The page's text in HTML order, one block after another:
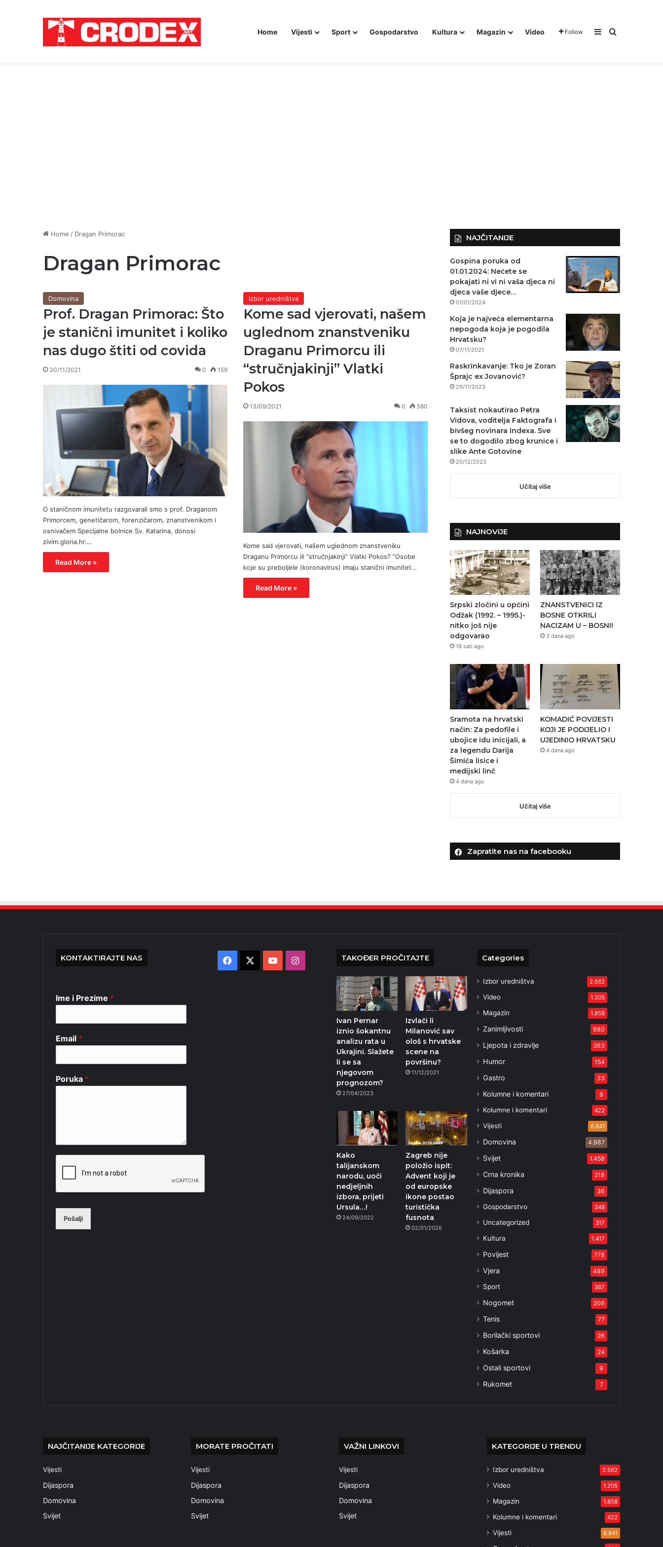
Home Vijesti Sport Gospodarstvo Kultura Magazin Video Follow Sidebar
Traži
Home / Dragan Primorac
Dragan Primorac
Domovina
Prof. Dragan Primorac: Što
je stanični imunitet i koliko
nas dugo štiti od covida
30/11/2021 0 159
O staničnom imunitetu razgovarali smo s prof. Draganom
Primorcem, genetičarom, forenzičarom, znanstvenikom i
osnivačem Specijalne bolnice Sv. Katarina, donosi
zivim.gloria.hr.…
Read More »
Izbor uredništva
Kome sad vjerovati, našem
uglednom znanstveniku
Draganu Primorcu ili
“stručnjakinji” Vlatki
Pokos
13/09/2021 0 580
Kome sad vjerovati, našem uglednom znanstveniku
Draganu Primorcu ili “stručnjakinji” Vlatki Pokos? ”Osobe
koje su preboljele (koronavirus) imaju stanični imunitet…
Read More »
NAJČITANIJE
Gospina poruka od
01.01.2024: Nećete se
pokajati ni vi ni vaša djeca ni
djeca vaše djece…
01/01/2024
Koja je najveća elementarna
nepogoda koja je pogodila
Hrvatsku?
07/11/2021
Raskrinkavanje: Tko je Zoran
Šprajc ex Jovanović?
29/11/2023
Taksist nokautirao Petra
Vidova, voditelja Faktografa i
bivšeg novinara Indexa. Sve
se to dogodilo zbog krunice i
slike Ante Gotovine
20/12/2023
Učitaj više
NAJNOVIJE
Srpski zločini u općini
Odžak (1992. – 1995.)-
nitko još nije
odgovarao
18 sati ago
ZNANSTVENICI IZ
BOSNE OTKRILI
NACIZAM U – BOSNI!
3 dana ago
Sramota na hrvatski
način: Za pedofile i
ubojice idu inicijali, a
za legendu Darija
Šimića lisice i
medijski linč
4 dana ago
KOMADIĆ POVIJESTI
KOJI JE PODIJELIO I
UJEDINIO HRVATSKU
4 dana ago
Učitaj više
Zapratite nas na facebooku
KONTAKTIRAJTE NAS
Ime i Prezime *
Email *
Poruka *
Pošalji
Facebook YouTubeInstagram TAKOĐER PROČITAJTE
Ivan Pernar
iznio šokantnu
analizu rata u
Ukrajini. Slažete
li se sa
njegovom
prognozom?
27/04/2023
Izvlači li
Milanović sav
ološ s hrvatske
scene na
površinu?
11/12/2021
Kako
talijanskom
narodu, uoči
nedjeljnih
izbora, prijeti
Ursula…!
24/09/2022
Zagreb nije
položio ispit:
Advent koji je
od europske
ikone postao
turistička
fusnota
02/01/2026
Categories
Izbor uredništva 2.562
Video 1.205
Magazin 1.858
Zanimljivosti 980
Ljepota i zdravlje 263
Humor 154
Gastro 33
Kolumne i komentari 9
Kolumne i komentari 422
Vijesti 6.841
Domovina 4.987
Svijet 1.458
Crna kronika 218
Dijaspora 36
Gospodarstvo 348
Uncategorized 317
Kultura 1.417
Povijest 778
Vjera 489
Sport 387
Nogomet 206
Tenis 77
Borilački sportovi 26
Košarka 24
Ostali sportovi 9
Rukomet 7
NAJČITANIJE KATEGORIJE
Vijesti
Dijaspora
Domovina
Svijet
MORATE PROČITATI
Vijesti
Dijaspora
Domovina
Svijet
VAŽNI LINKOVI
Vijesti
Dijaspora
Domovina
Svijet
KATEGORIJE U TRENDU
Izbor uredništva 2.562
Video 1.205
Magazin 1.858
Kolumne i komentari 422
Vijesti 6.841